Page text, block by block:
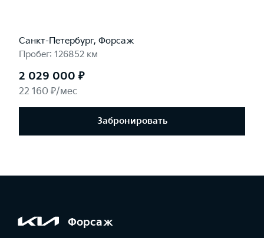
Санкт-Петербург, Форсаж
Пробег: 126852 км
2 029 000 ₽
22 160 ₽/мес
Забронировать
Форсаж